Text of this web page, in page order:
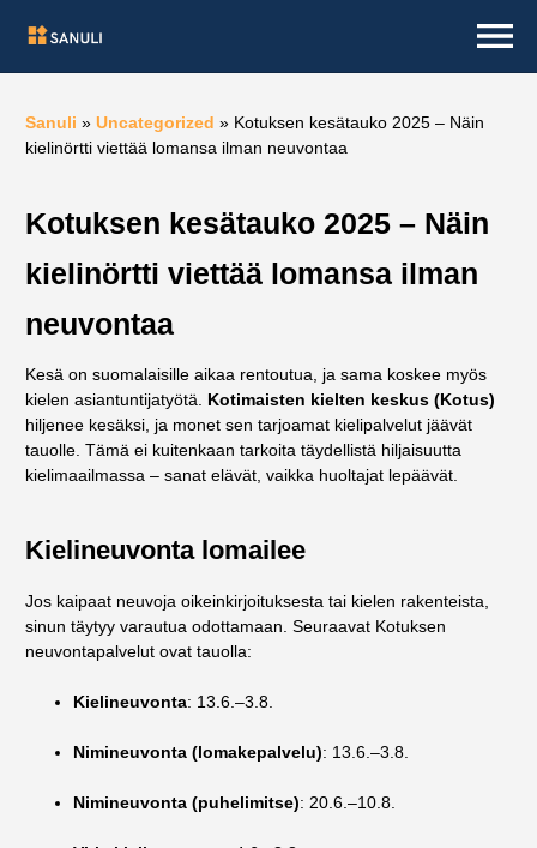
Sanuli » Uncategorized » Kotuksen kesätauko 2025 – Näin
kielinörtti viettää lomansa ilman neuvontaa
Kotuksen kesätauko 2025 – Näin
kielinörtti viettää lomansa ilman
neuvontaa
Kesä on suomalaisille aikaa rentoutua, ja sama koskee myös
kielen asiantuntijatyötä. Kotimaisten kielten keskus (Kotus)
hiljenee kesäksi, ja monet sen tarjoamat kielipalvelut jäävät
tauolle. Tämä ei kuitenkaan tarkoita täydellistä hiljaisuutta
kielimaailmassa – sanat elävät, vaikka huoltajat lepäävät.
Kielineuvonta lomailee
Jos kaipaat neuvoja oikeinkirjoituksesta tai kielen rakenteista,
sinun täytyy varautua odottamaan. Seuraavat Kotuksen
neuvontapalvelut ovat tauolla:
Kielineuvonta: 13.6.–3.8.
Nimineuvonta (lomakepalvelu): 13.6.–3.8.
Nimineuvonta (puhelimitse): 20.6.–10.8.